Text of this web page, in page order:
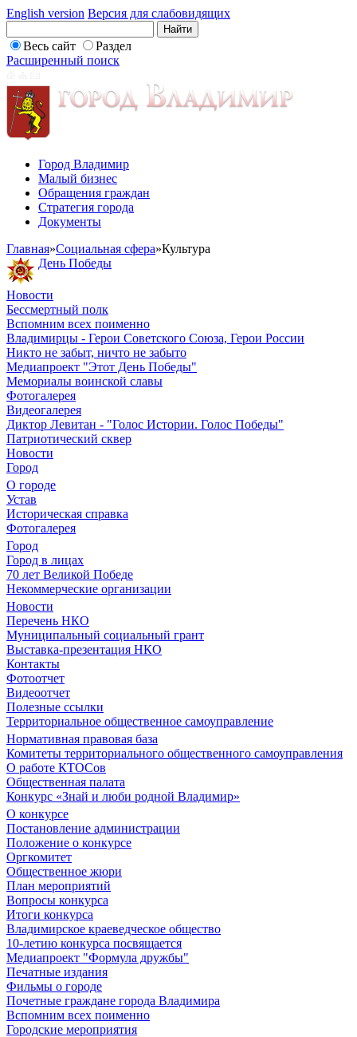
English version Версия для слабовидящих
Весь сайт
Раздел
Расширенный поиск
Город Владимир
Малый бизнес
Обращения граждан
Стратегия города
Документы
Главная»Социальная сфера»Культура
День Победы
Новости
Бессмертный полк
Вспомним всех поименно
Владимирцы - Герои Советского Союза, Герои России
Никто не забыт, ничто не забыто
Медиапроект "Этот День Победы"
Мемориалы воинской славы
Фотогалерея
Видеогалерея
Диктор Левитан - "Голос Истории. Голос Победы"
Патриотический сквер
Новости
Город
О городе
Устав
Историческая справка
Фотогалерея
Город
Город в лицах
70 лет Великой Победе
Некоммерческие организации
Новости
Перечень НКО
Муниципальный социальный грант
Выставка-презентация НКО
Контакты
Фотоотчет
Видеоотчет
Полезные ссылки
Территориальное общественное самоуправление
Нормативная правовая база
Комитеты территориального общественного самоуправления
О работе КТОСов
Общественная палата
Конкурс «Знай и люби родной Владимир»
О конкурсе
Постановление администрации
Положение о конкурсе
Оргкомитет
Общественное жюри
План мероприятий
Вопросы конкурса
Итоги конкурса
Владимирское краеведческое общество
10-летию конкурса посвящается
Медиапроект "Формула дружбы"
Печатные издания
Фильмы о городе
Почетные граждане города Владимира
Вспомним всех поименно
Городские мероприятия